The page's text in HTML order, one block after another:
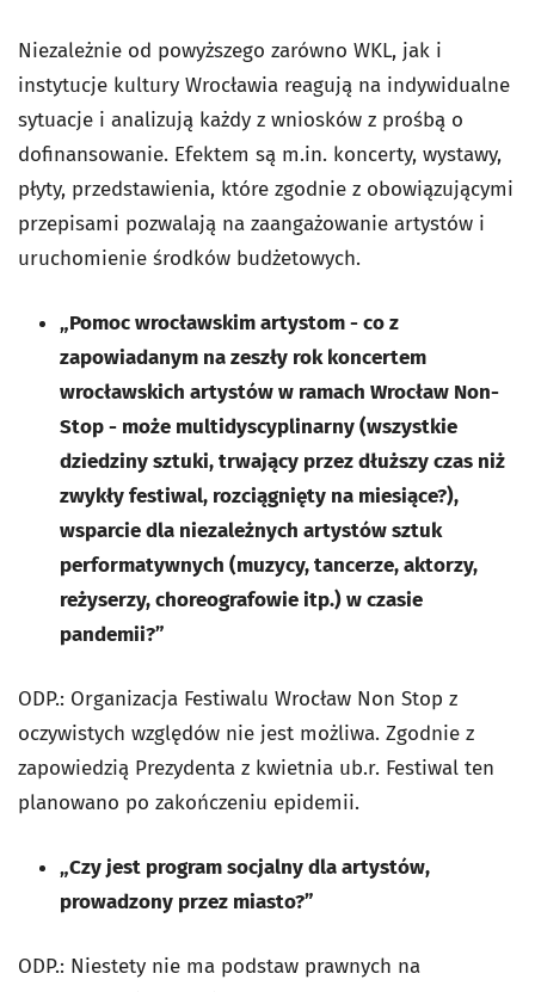
Niezależnie od powyższego zarówno WKL, jak i
instytucje kultury Wrocławia reagują na indywidualne
sytuacje i analizują każdy z wniosków z prośbą o
dofinansowanie. Efektem są m.in. koncerty, wystawy,
płyty, przedstawienia, które zgodnie z obowiązującymi
przepisami pozwalają na zaangażowanie artystów i
uruchomienie środków budżetowych.
„Pomoc wrocławskim artystom - co z
zapowiadanym na zeszły rok koncertem
wrocławskich artystów w ramach Wrocław Non-
Stop - może multidyscyplinarny (wszystkie
dziedziny sztuki, trwający przez dłuższy czas niż
zwykły festiwal, rozciągnięty na miesiące?),
wsparcie dla niezależnych artystów sztuk
performatywnych (muzycy, tancerze, aktorzy,
reżyserzy, choreografowie itp.) w czasie
pandemii?”
ODP.: Organizacja Festiwalu Wrocław Non Stop z
oczywistych względów nie jest możliwa. Zgodnie z
zapowiedzią Prezydenta z kwietnia ub.r. Festiwal ten
planowano po zakończeniu epidemii.
„Czy jest program socjalny dla artystów,
prowadzony przez miasto?”
ODP.: Niestety nie ma podstaw prawnych na